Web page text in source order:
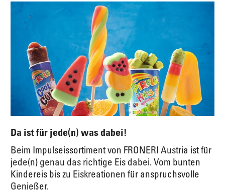
Da ist für jede(n) was dabei!
Beim Impulseissortiment von FRONERI Austria ist für
jede(n) genau das richtige Eis dabei. Vom bunten
Kindereis bis zu Eiskreationen für anspruchsvolle
Genießer.